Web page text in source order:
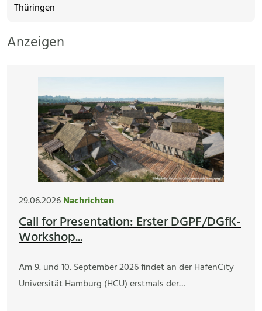
Thüringen
Anzeigen
29.06.2026Nachrichten
Call for Presentation: Erster DGPF/DGfK-
Workshop...
Am 9. und 10. September 2026 findet an der HafenCity
Universität Hamburg (HCU) erstmals der…